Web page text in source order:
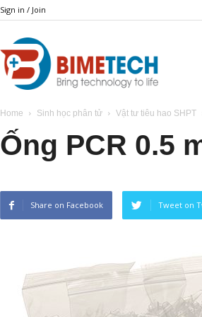
Sign in / Join
Home Sinh học phân tử Vật tư tiêu hao SHPT
Ống PCR 0.5
Share on Facebook Tweet on